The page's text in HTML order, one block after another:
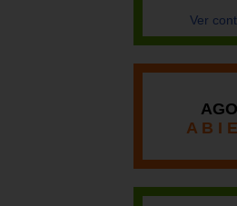
Ver
A B I